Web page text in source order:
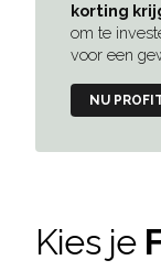
korting
om te
voor een
NU
Kies je